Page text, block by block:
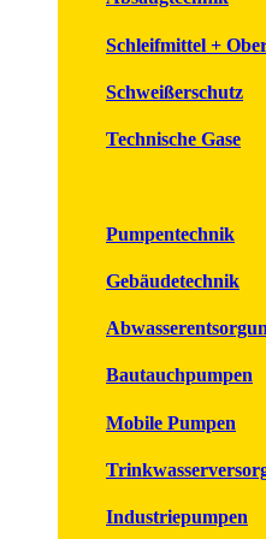
Schleifmittel +
Schweißerschutz
Technische Gase
Pumpentechnik
Gebäudetechnik
Bautauchpumpen
Mobile Pumpen
Industriepumpen